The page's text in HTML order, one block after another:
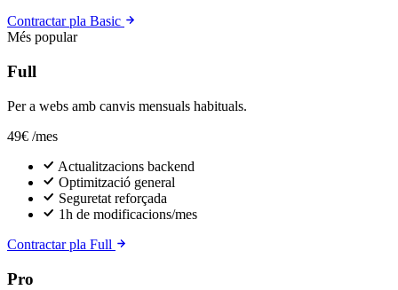
Contractar pla Basic
Més popular
Full
Per a webs amb canvis mensuals habituals.
49€ /mes
Actualitzacions backend
Optimització general
Seguretat reforçada
1h de modificacions/mes
Contractar pla Full
Pro